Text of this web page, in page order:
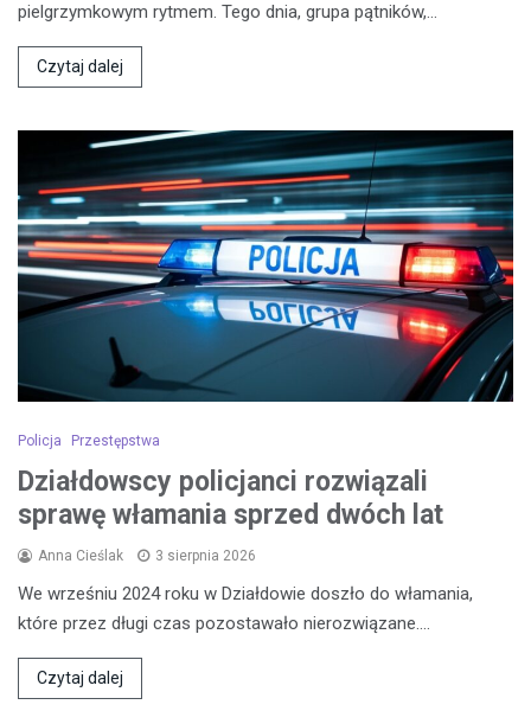
pielgrzymkowym rytmem. Tego dnia, grupa pątników,…
Czytaj dalej
Policja Przestępstwa
Działdowscy policjanci rozwiązali
sprawę włamania sprzed dwóch lat
Anna Cieślak 3 sierpnia 2026
We wrześniu 2024 roku w Działdowie doszło do włamania,
które przez długi czas pozostawało nierozwiązane.…
Czytaj dalej